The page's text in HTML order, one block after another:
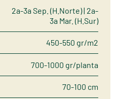
2a-3a Sep. (H.Norte) | 2a-
3a Mar. (H.Sur)
450-550 gr/m2
700-1000 gr/planta
70-100 cm